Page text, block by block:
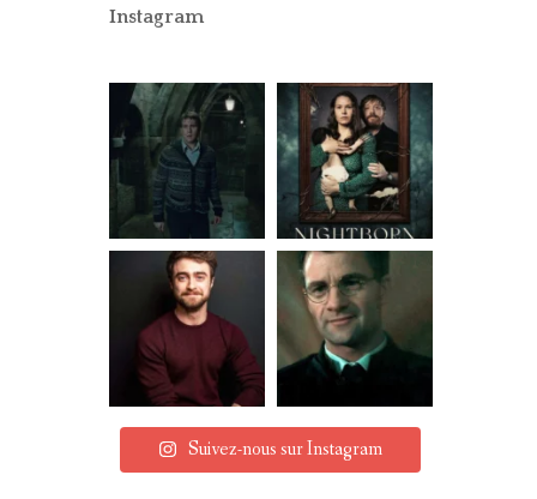
CONCOURS
Instagram
Suivez-nous sur Instagram